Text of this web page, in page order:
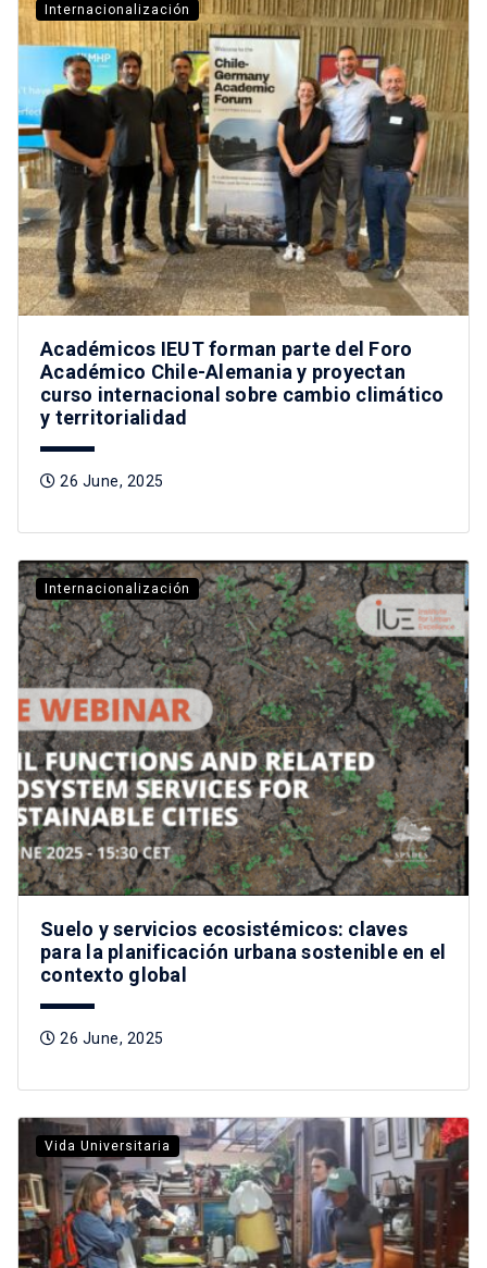
Internacionalización
Académicos IEUT forman parte del Foro
Académico Chile-Alemania y proyectan
curso internacional sobre cambio climático
y territorialidad
26 June, 2025
Internacionalización
Suelo y servicios ecosistémicos: claves
para la planificación urbana sostenible en el
contexto global
26 June, 2025
Vida Universitaria